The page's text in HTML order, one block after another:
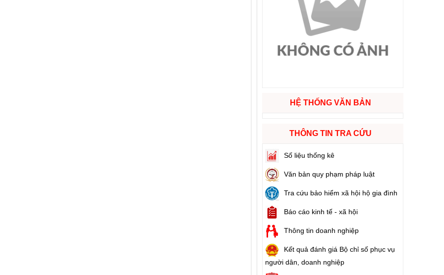
Bầu cử đại biểu Quốc hội khóa XVI và đại biểu Hội đồng nhân dân các cấp nhiệm kỳ 2026 - 2031
HỆ THỐNG VĂN BẢN
THÔNG TIN TRA CỨU
Số liệu thống kê
Văn bản quy phạm pháp luật
Tra cứu bảo hiểm xã hội hộ gia đình
Báo cáo kinh tế - xã hội
Thông tin doanh nghiệp
Kết quả đánh giá Bộ chỉ số phục vụ
người dân, doanh nghiệp